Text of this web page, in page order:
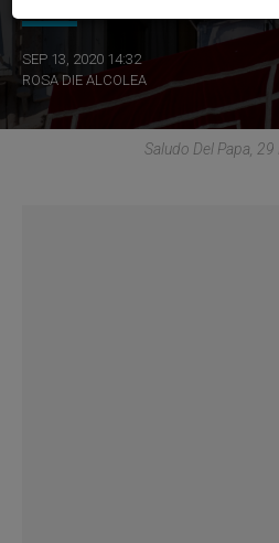
SEP 13, 2020 14:32
ROSA DIE ALCOLEA
Saludo Del Papa,